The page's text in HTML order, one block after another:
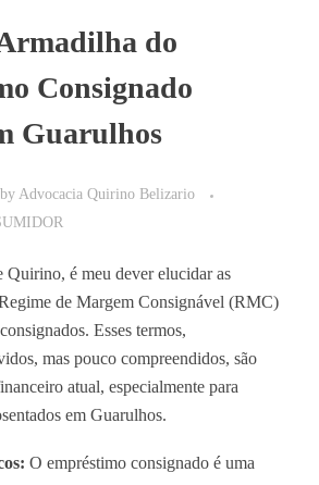
do
Consignado
Guarulhos
byAdvocacia Quirino Belizario
é meu dever elucidar as
de Margem Consignável (RMC)
Esses termos,
mas pouco compreendidos, são
atual, especialmente para
em Guarulhos.
O empréstimo consignado é uma